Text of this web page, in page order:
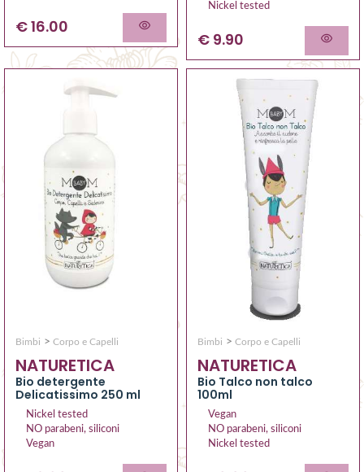
€ 16.00
Nickel tested
€ 9.90
Bimbi > Corpo e Capelli
NATURETICA
Bio detergente
Delicatissimo 250 ml
Nickel tested
NO parabeni, siliconi
Vegan
Bimbi > Corpo e Capelli
NATURETICA
Bio Talco non talco
100ml
Vegan
NO parabeni, siliconi
Nickel tested